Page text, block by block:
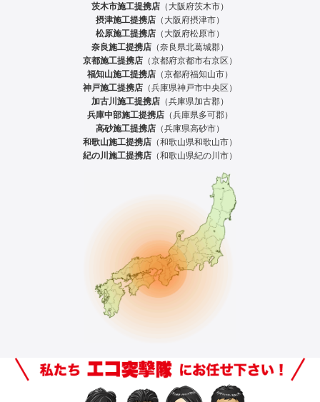
茨木市施工提携店 （大阪府茨木市）
摂津施工提携店 （大阪府摂津市）
松原施工提携店 （大阪府松原市）
奈良施工提携店 （奈良県北葛城郡）
京都施工提携店 （京都府京都市右京区）
福知山施工提携店 （京都府福知山市）
神戸施工提携店 （兵庫県神戸市中央区）
加古川施工提携店 （兵庫県加古郡）
兵庫中部施工提携店 （兵庫県多可郡）
高砂施工提携店 （兵庫県高砂市）
和歌山施工提携店 （和歌山県和歌山市）
紀の川施工提携店 （和歌山県紀の川市）